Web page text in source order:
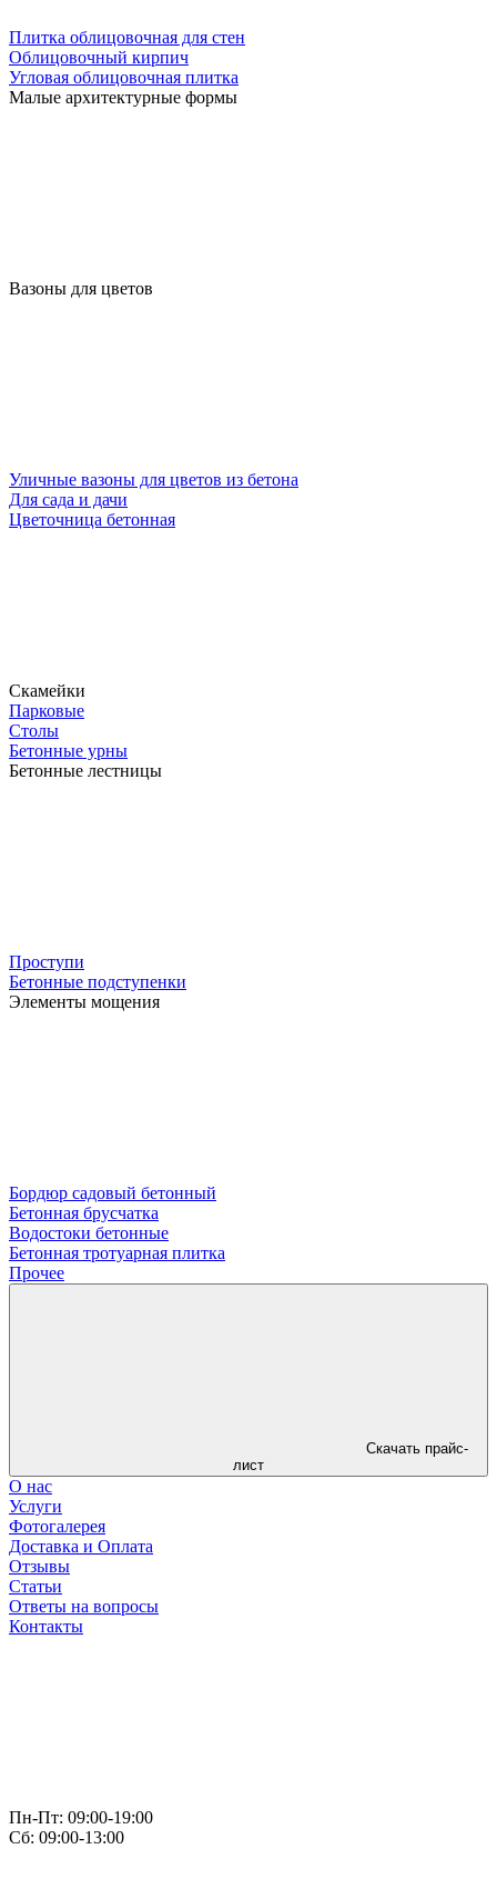
Плитка облицовочная для стен
Облицовочный кирпич
Угловая облицовочная плитка
Малые архитектурные формы
Вазоны для цветов
Уличные вазоны для цветов из бетона
Для сада и дачи
Цветочница бетонная
Скамейки
Парковые
Столы
Бетонные урны
Бетонные лестницы
Проступи
Бетонные подступенки
Элементы мощения
Бордюр садовый бетонный
Бетонная брусчатка
Водостоки бетонные
Бетонная тротуарная плитка
Прочее
Скачать прайс-
лист
О нас
Услуги
Фотогалерея
Доставка и Оплата
Отзывы
Статьи
Ответы на вопросы
Контакты
Пн-Пт: 09:00-19:00
Сб: 09:00-13:00